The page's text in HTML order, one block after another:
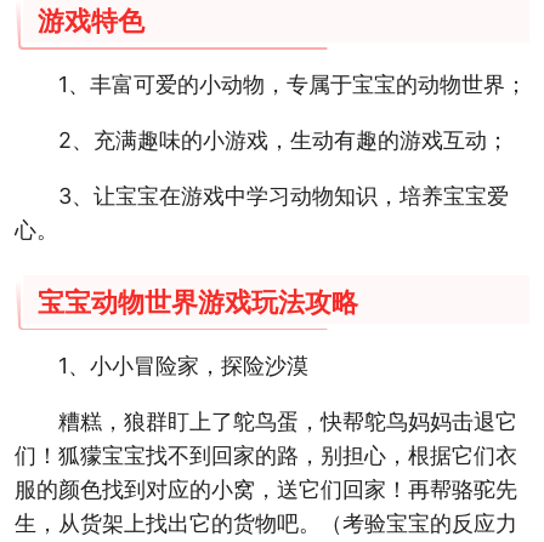
游戏特色
1、丰富可爱的小动物，专属于宝宝的动物世界；
2、充满趣味的小游戏，生动有趣的游戏互动；
3、让宝宝在游戏中学习动物知识，培养宝宝爱
心。
宝宝动物世界游戏玩法攻略
1、小小冒险家，探险沙漠
糟糕，狼群盯上了鸵鸟蛋，快帮鸵鸟妈妈击退它
们！狐獴宝宝找不到回家的路，别担心，根据它们衣
服的颜色找到对应的小窝，送它们回家！再帮骆驼先
生，从货架上找出它的货物吧。（考验宝宝的反应力